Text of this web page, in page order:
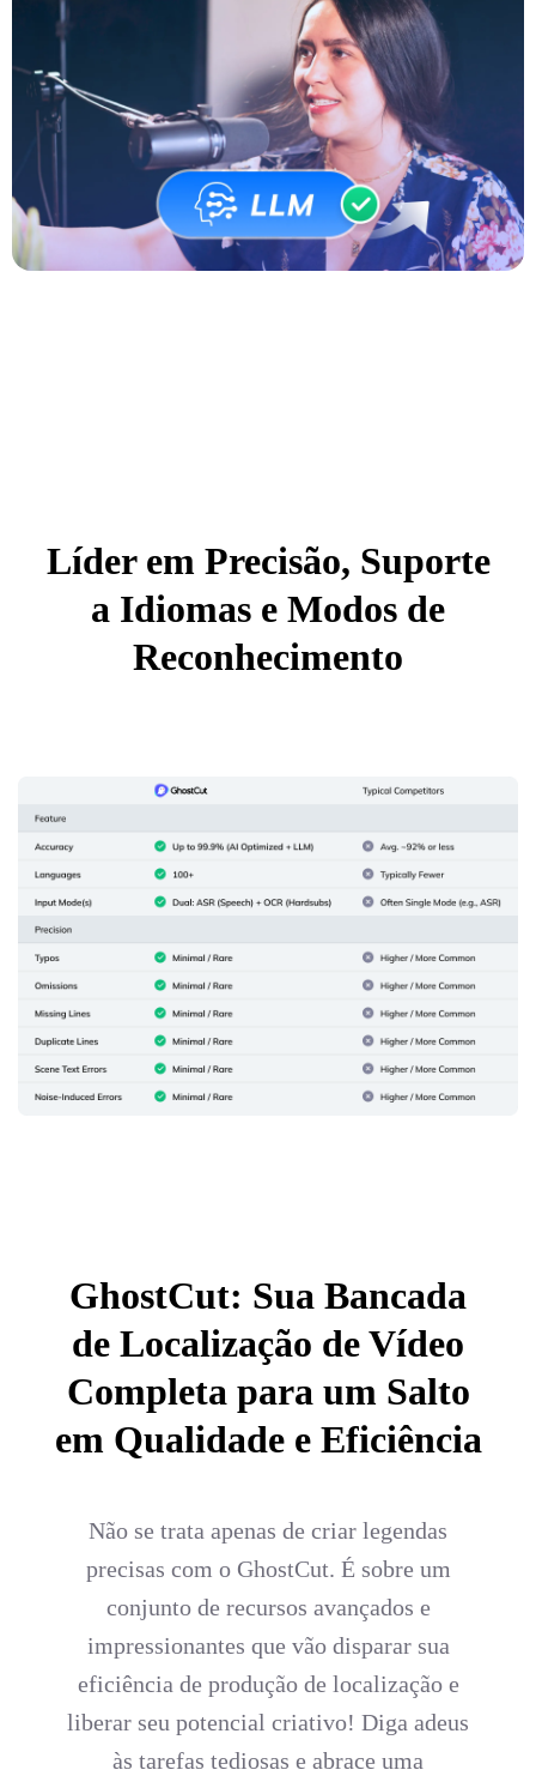
Líder em Precisão, Suporte
a Idiomas e Modos de
Reconhecimento
GhostCut: Sua Bancada
de Localização de Vídeo
Completa para um Salto
em Qualidade e Eficiência
Não se trata apenas de criar legendas
precisas com o GhostCut. É sobre um
conjunto de recursos avançados e
impressionantes que vão disparar sua
eficiência de produção de localização e
liberar seu potencial criativo! Diga adeus
às tarefas tediosas e abrace uma